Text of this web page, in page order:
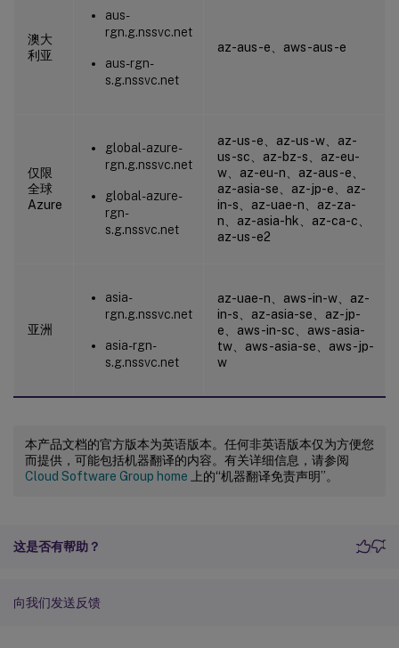
澳大
利亚
aus-
rgn.g.nssvc.net
aus-rgn-
s.g.nssvc.net
az-aus-e、aws-aus-e
仅限
全球
Azure
global-azure-
rgn.g.nssvc.net
global-azure-
rgn-
s.g.nssvc.net
az-us-e、az-us-w、az-
us-sc、az-bz-s、az-eu-
w、az-eu-n、az-aus-e、
az-asia-se、az-jp-e、az-
in-s、az-uae-n、az-za-
n、az-asia-hk、az-ca-c、
az-us-e2
亚洲
asia-
rgn.g.nssvc.net
asia-rgn-
s.g.nssvc.net
az-uae-n、aws-in-w、az-
in-s、az-asia-se、az-jp-
e、aws-in-sc、aws-asia-
tw、aws-asia-se、aws-jp-
w
本产品文档的官方版本为英语版本。任何非英语版本仅为方便您
而提供，可能包括机器翻译的内容。有关详细信息，请参阅
Cloud Software Group home 上的“机器翻译免责声明”。
这是否有帮助？
向我们发送反馈